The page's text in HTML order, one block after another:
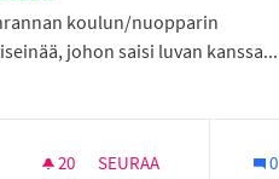
koulun/nuopparin
johon saisi luvan kanssa...
mukaan: Itäinen Seinäjoki
20 20 SEURAAJAA
SEURAA 0